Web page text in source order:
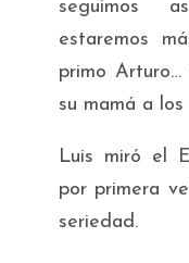
seguimos
estaremos
primo Arturo…
su mamá a los
Luis miró el
por primera
seriedad.